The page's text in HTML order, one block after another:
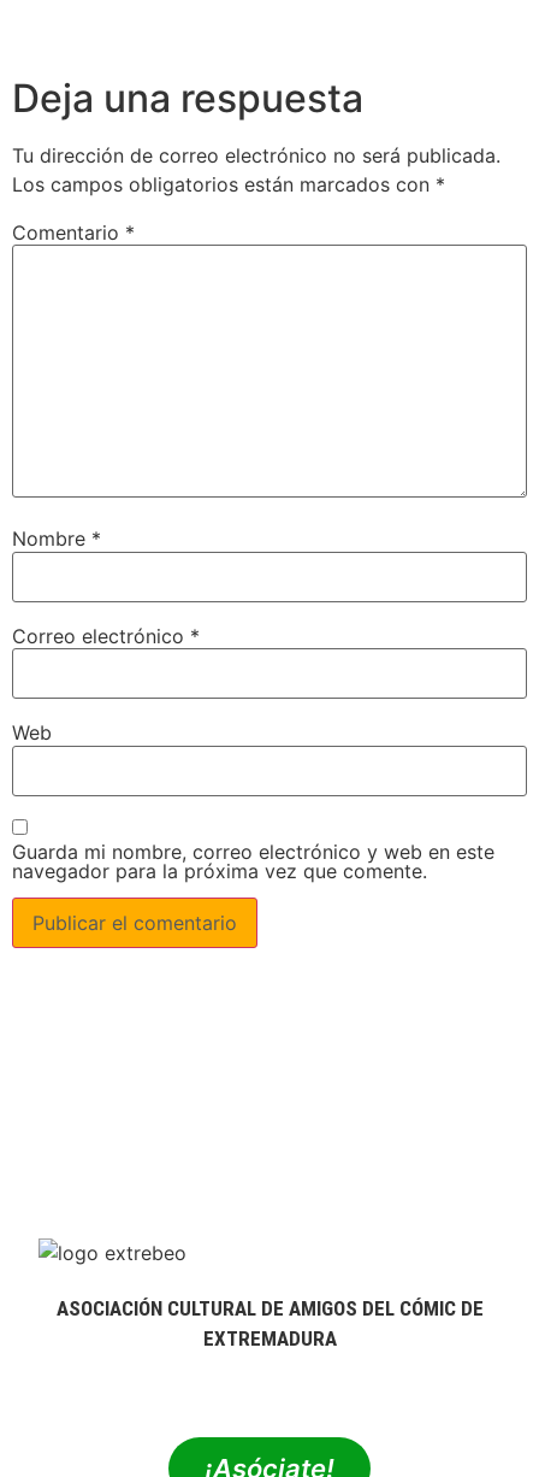
Deja una respuesta
Tu dirección de correo electrónico no será publicada.
Los campos obligatorios están marcados con *
Comentario *
Nombre *
Correo electrónico *
Web
Guarda mi nombre, correo electrónico y web en este
navegador para la próxima vez que comente.
ASOCIACIÓN CULTURAL DE AMIGOS DEL CÓMIC DE
EXTREMADURA
¡Asóciate!